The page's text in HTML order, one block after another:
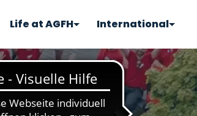
Life at AGFH International